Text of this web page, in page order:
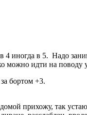
иногда в 5. Надо
можно идти на
бортом +3.
прихожу, так